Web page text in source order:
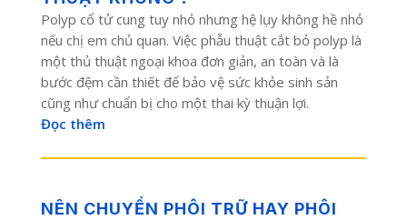
Polyp cổ tử cung tuy nhỏ nhưng hệ lụy không hề nhỏ
nếu chị em chủ quan. Việc phẫu thuật cắt bỏ polyp là
một thủ thuật ngoại khoa đơn giản, an toàn và là
bước đệm cần thiết để bảo vệ sức khỏe sinh sản
cũng như chuẩn bị cho một thai kỳ thuận lợi.
Đọc thêm
NÊN CHUYỂN PHÔI TRỮ HAY PHÔI